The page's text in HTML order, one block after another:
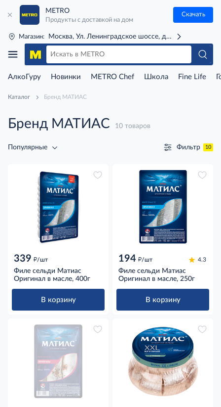
METRO
Продукты с доставкой на дом
Скачать
Магазин: Москва, Ул. Ленинградское шоссе, д. 71Г (м. Речной
АлкоГуру Новинки METRO Chef Школа Fine Life
Каталог Бренд МАТИАС
Бренд МАТИАС 10 товаров
Популярные Фильтр 10
339 д/шт
Филе сельди Матиас
Оригинал в масле, 400г
В корзину
194 д/шт 4.3
Филе сельди Матиас
Оригинал в масле, 250г
В корзину